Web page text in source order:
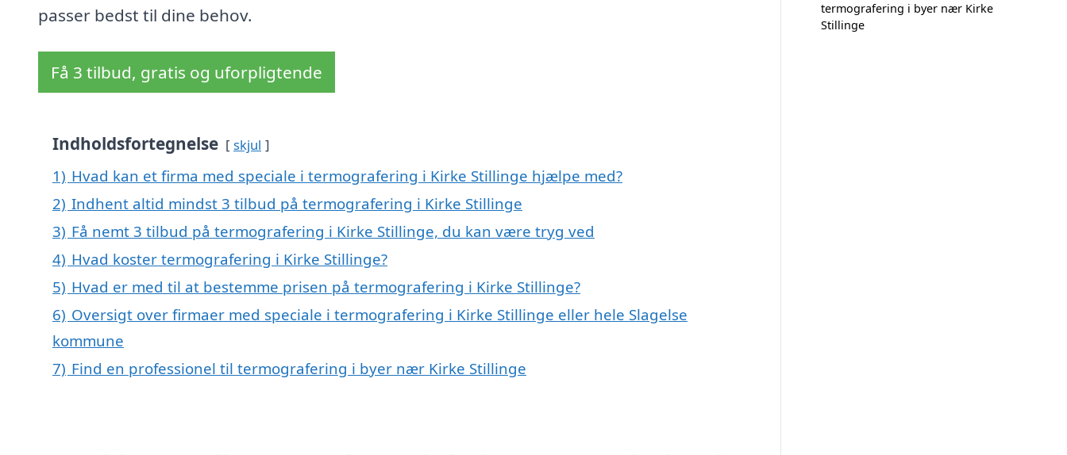
passer bedst til dine behov.
Få 3 tilbud, gratis og uforpligtende
Indholdsfortegnelse skjul
1) Hvad kan et firma med speciale i termografering i Kirke Stillinge hjælpe med?
2) Indhent altid mindst 3 tilbud på termografering i Kirke Stillinge
3) Få nemt 3 tilbud på termografering i Kirke Stillinge, du kan være tryg ved
4) Hvad koster termografering i Kirke Stillinge?
5) Hvad er med til at bestemme prisen på termografering i Kirke Stillinge?
6) Oversigt over firmaer med speciale i termografering i Kirke Stillinge eller hele Slagelse
kommune
7) Find en professionel til termografering i byer nær Kirke Stillinge
termografering i byer nær Kirke
Stillinge